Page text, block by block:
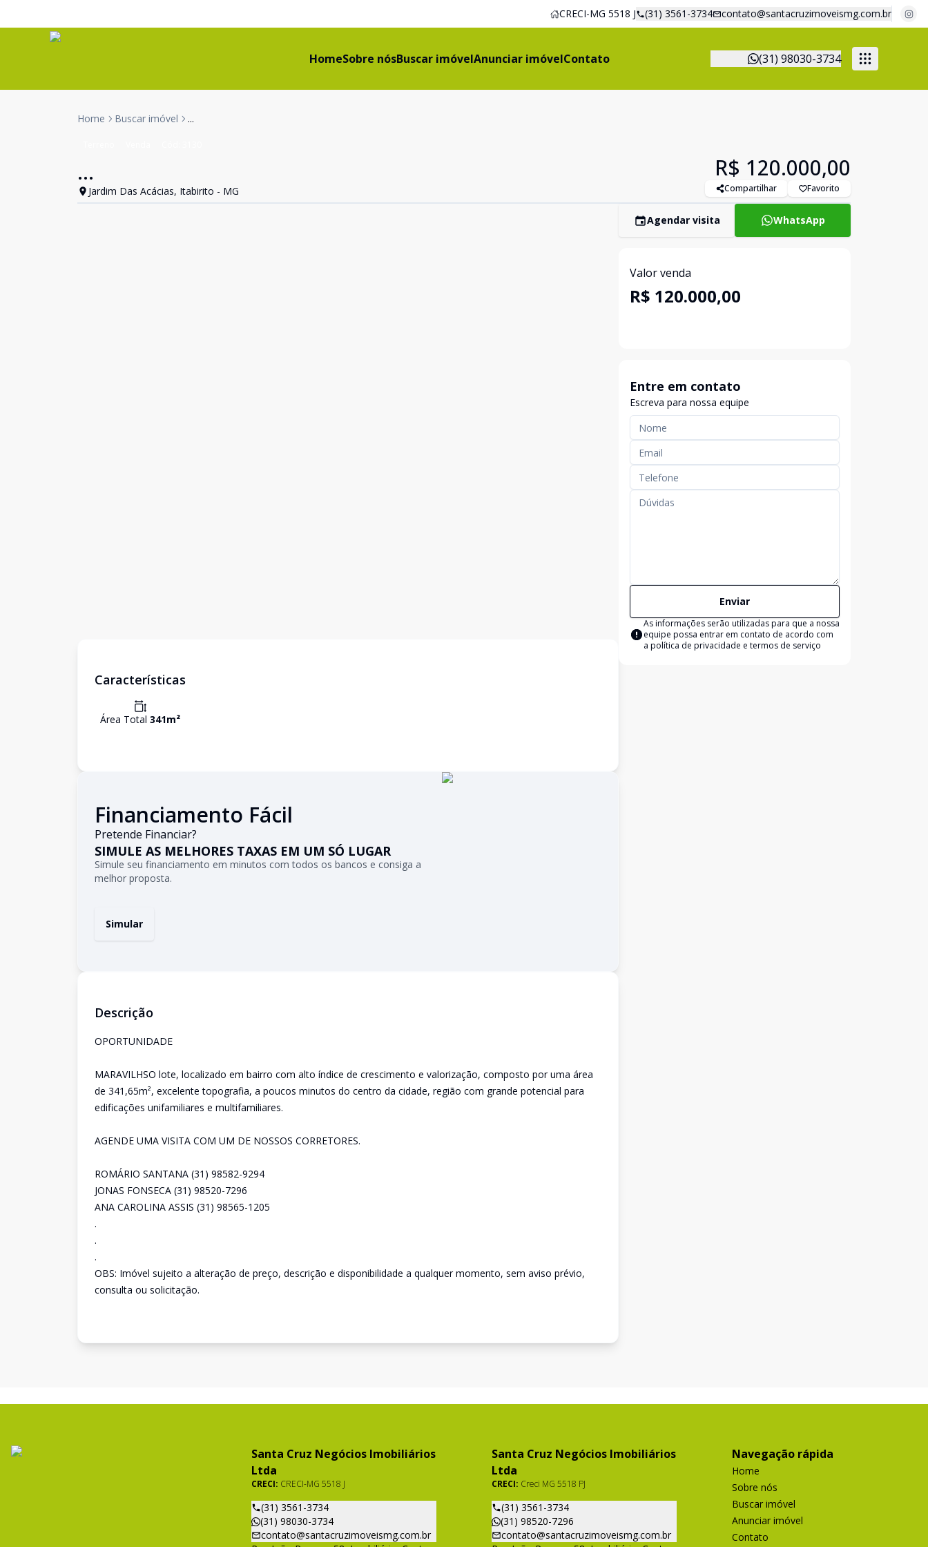
CRECI-MG 5518 J (31) 3561-3734 contato@santacruzimoveismg.com.br
HomeSobre nósBuscar imóvelAnunciar imóvelContato (31) 98030-3734
Home Buscar imóvel ...
...
Jardim Das Acácias, Itabirito - MG
R$ 120.000,00
Compartilhar Favorito
Características
Área Total 341m²
Financiamento Fácil
Pretende Financiar?
SIMULE AS MELHORES TAXAS EM UM SÓ LUGAR
Simule seu financiamento em minutos com todos os bancos e consiga a
melhor proposta.
Simular
Descrição
OPORTUNIDADE
MARAVILHSO lote, localizado em bairro com alto índice de crescimento e valorização, composto por uma área
de 341,65m², excelente topografia, a poucos minutos do centro da cidade, região com grande potencial para
edificações unifamiliares e multifamiliares.
AGENDE UMA VISITA COM UM DE NOSSOS CORRETORES.
ROMÁRIO SANTANA (31) 98582-9294
JONAS FONSECA (31) 98520-7296
ANA CAROLINA ASSIS (31) 98565-1205
.
.
.
OBS: Imóvel sujeito a alteração de preço, descrição e disponibilidade a qualquer momento, sem aviso prévio,
consulta ou solicitação.
Agendar visita WhatsApp
Valor venda
R$ 120.000,00
Entre em contato
Escreva para nossa equipe
Enviar
As informações serão utilizadas para que a nossa
equipe possa entrar em contato de acordo com
a política de privacidade e termos de serviço
Santa Cruz Negócios Imobiliários
Ltda
CRECI: CRECI-MG 5518 J
(31) 3561-3734
(31) 98030-3734
contato@santacruzimoveismg.com.br
Santa Cruz Negócios Imobiliários
Ltda
CRECI: Creci MG 5518 PJ
(31) 3561-3734
(31) 98520-7296
contato@santacruzimoveismg.com.br
Navegação rápida
Home
Sobre nós
Buscar imóvel
Anunciar imóvel
Contato